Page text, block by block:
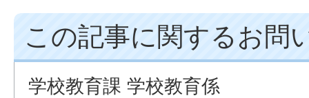
この記事に関するお問
学校教育課 学校教育係